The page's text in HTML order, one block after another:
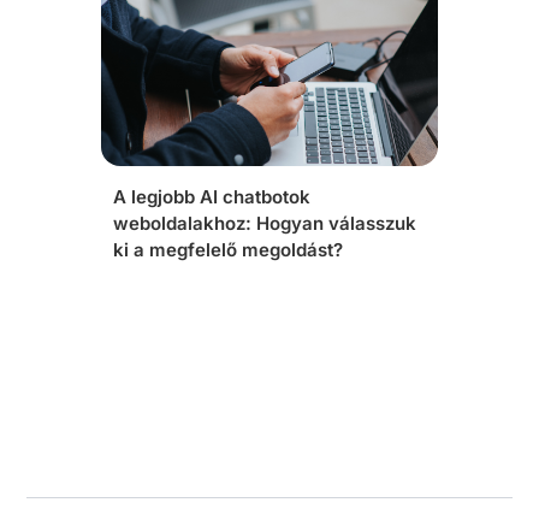
A legjobb AI chatbotok
weboldalakhoz: Hogyan válasszuk
ki a megfelelő megoldást?